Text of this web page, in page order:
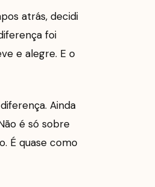
atrás, decidi
foi
e alegre. E o
Ainda
é só sobre
É quase como